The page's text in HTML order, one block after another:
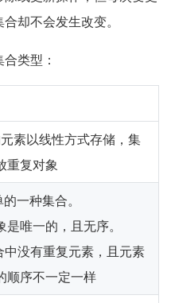
却不会发生改变。
类型：
素以线性方式存储，集
重复对象
一种集合。
唯一的，且无序。
中没有重复元素，且元素
顺序不一定一样